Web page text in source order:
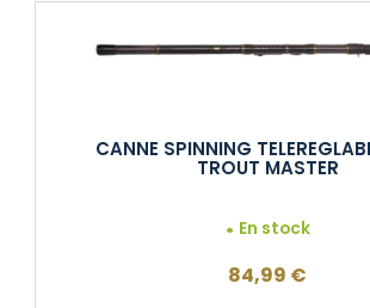
CANNE SPINNING
TROUT MASTER
En stock
84,99 €